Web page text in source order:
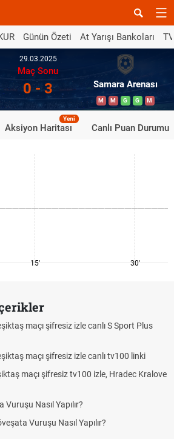
Günün Özeti At Yarışı Bankoları
29.03.2025
Maç Sonu
0 - 3 Samara Arenası
M M G G M
Aksiyon Haritası
Yeni
Canlı Puan Durumu
15' 30'
maçı şifresiz izle canlı S Sport Plus
maçı şifresiz izle canlı tv100 linki
maçı şifresiz tv100 izle, Hradec Kralove
Nasıl Yapılır?
Vuruşu Nasıl Yapılır?